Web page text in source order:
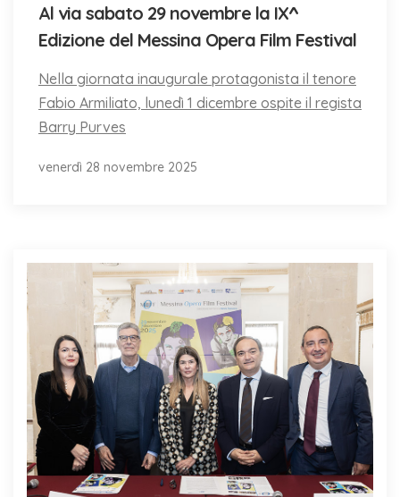
Al via sabato 29 novembre la IX^
Edizione del Messina Opera Film Festival
Nella giornata inaugurale protagonista il tenore
Fabio Armiliato, lunedì 1 dicembre ospite il regista
Barry Purves
venerdì 28 novembre 2025